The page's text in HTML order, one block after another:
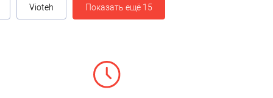
Vioteh Показать ещё 15